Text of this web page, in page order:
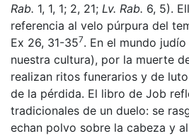
Rab. 1, 1, 1; 2, 21; Lv. Rab. 6, 5).
referencia al velo púrpura del
Ex 26, 31-357. En el mundo
nuestra cultura), por la muerte
realizan ritos funerarios y de
de la pérdida. El libro de Job
tradicionales de un duelo: se
echan polvo sobre la cabeza y